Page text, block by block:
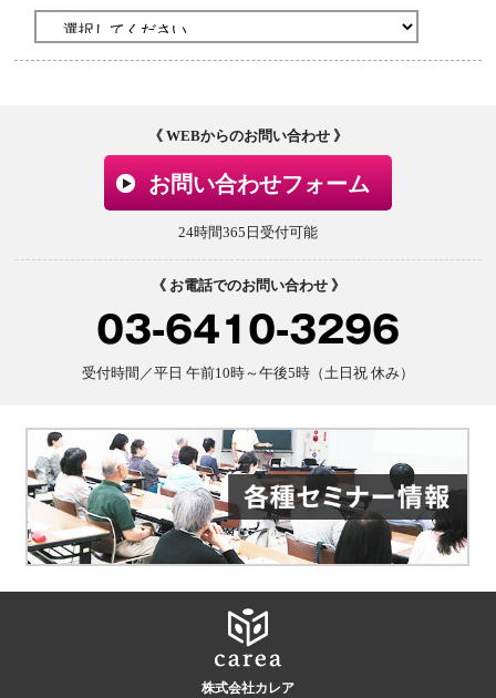
《 WEBからのお問い合わせ 》
お問い合わせフォーム
24時間365日受付可能
《 お電話でのお問い合わせ 》
03-6410-3296
受付時間／平日 午前10時～午後5時（土日祝 休み）
株式会社カレア